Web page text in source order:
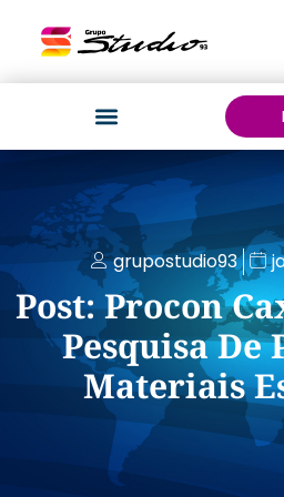
grupostudio93
Post: Procon
Pesquisa De
Materiais